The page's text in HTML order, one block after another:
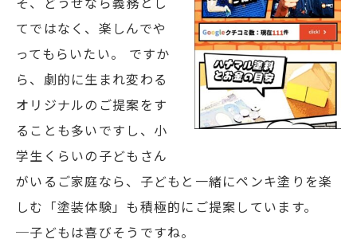
てではなく、楽しんでや
ってもらいたい。 ですか
ら、劇的に生まれ変わる
オリジナルのご提案をす
ることも多いですし、小
学生くらいの子どもさん
がいるご家庭なら、子どもと一緒にペンキ塗りを楽
しむ「塗装体験」も積極的にご提案しています。
─子どもは喜びそうですね。